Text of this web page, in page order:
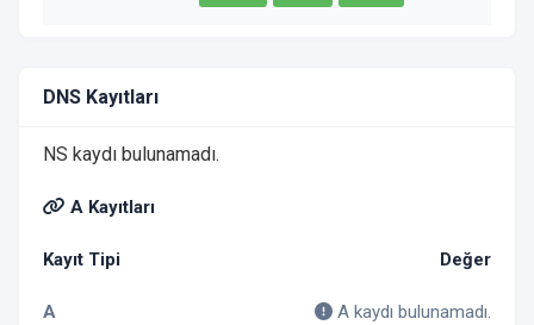
DNS Kayıtları
NS kaydı bulunamadı.
A Kayıtları
Kayıt Tipi Değer
A A kaydı bulunamadı.